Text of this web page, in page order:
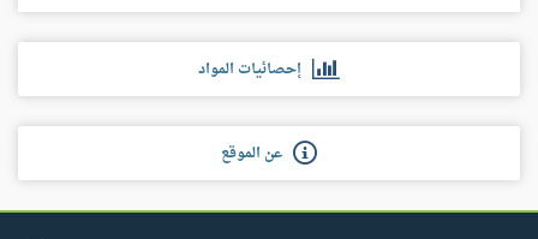
إحصائيات المواد
عن الموقع